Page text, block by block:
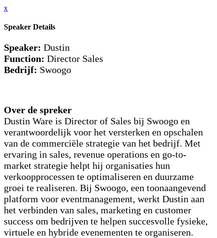
x
Speaker Details
Speaker: Dustin
Function: Director Sales
Bedrijf: Swoogo
Over de spreker
Dustin Ware is Director of Sales bij Swoogo en
verantwoordelijk voor het versterken en opschalen
van de commerciële strategie van het bedrijf. Met
ervaring in sales, revenue operations en go-to-
market strategie helpt hij organisaties hun
verkoopprocessen te optimaliseren en duurzame
groei te realiseren. Bij Swoogo, een toonaangevend
platform voor eventmanagement, werkt Dustin aan
het verbinden van sales, marketing en customer
success om bedrijven te helpen succesvolle fysieke,
virtuele en hybride evenementen te organiseren.